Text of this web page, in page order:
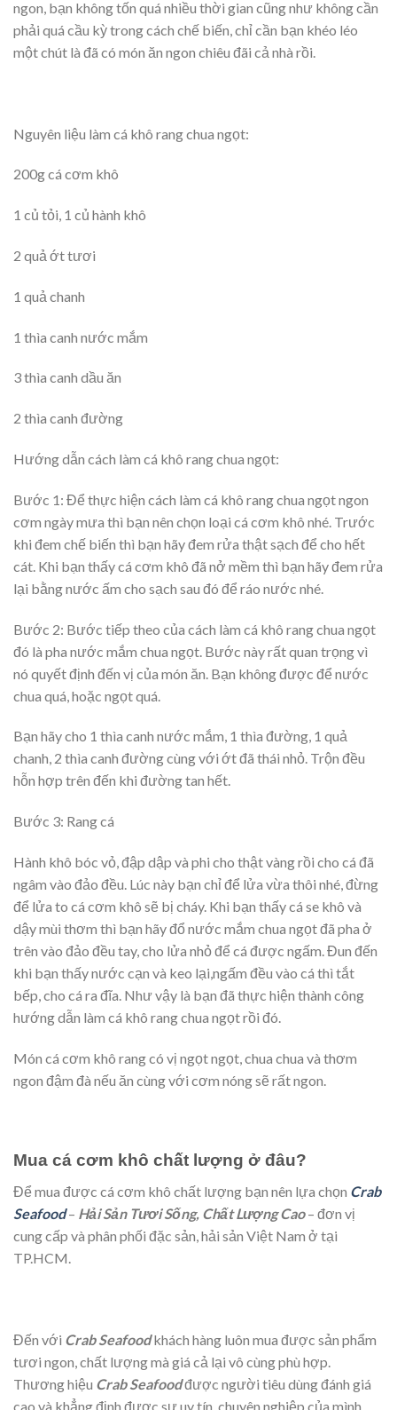
ngon, bạn không tốn quá nhiều thời gian cũng như không cần
phải quá cầu kỳ trong cách chế biến, chỉ cần bạn khéo léo
một chút là đã có món ăn ngon chiêu đãi cả nhà rồi.
Nguyên liệu làm cá khô rang chua ngọt:
200g cá cơm khô
1 củ tỏi, 1 củ hành khô
2 quả ớt tươi
1 quả chanh
1 thìa canh nước mắm
3 thìa canh dầu ăn
2 thìa canh đường
Hướng dẫn cách làm cá khô rang chua ngọt:
Bước 1: Để thực hiện cách làm cá khô rang chua ngọt ngon
cơm ngày mưa thì bạn nên chọn loại cá cơm khô nhé. Trước
khi đem chế biến thì bạn hãy đem rửa thật sạch để cho hết
cát. Khi bạn thấy cá cơm khô đã nở mềm thì bạn hãy đem rửa
lại bằng nước ấm cho sạch sau đó để ráo nước nhé.
Bước 2: Bước tiếp theo của cách làm cá khô rang chua ngọt
đó là pha nước mắm chua ngọt. Bước này rất quan trọng vì
nó quyết định đến vị của món ăn. Bạn không được để nước
chua quá, hoặc ngọt quá.
Bạn hãy cho 1 thìa canh nước mắm, 1 thìa đường, 1 quả
chanh, 2 thìa canh đường cùng với ớt đã thái nhỏ. Trộn đều
hỗn hợp trên đến khi đường tan hết.
Bước 3: Rang cá
Hành khô bóc vỏ, đập dập và phi cho thật vàng rồi cho cá đã
ngâm vào đảo đều. Lúc này bạn chỉ để lửa vừa thôi nhé, đừng
để lửa to cá cơm khô sẽ bị cháy. Khi bạn thấy cá se khô và
dậy mùi thơm thì bạn hãy đổ nước mắm chua ngọt đã pha ở
trên vào đảo đều tay, cho lửa nhỏ để cá được ngấm. Đun đến
khi bạn thấy nước cạn và keo lại,ngấm đều vào cá thì tắt
bếp, cho cá ra đĩa. Như vậy là bạn đã thực hiện thành công
hướng dẫn làm cá khô rang chua ngọt rồi đó.
Món cá cơm khô rang có vị ngọt ngọt, chua chua và thơm
ngon đậm đà nếu ăn cùng với cơm nóng sẽ rất ngon.
Mua cá cơm khô chất lượng ở đâu?
Để mua được cá cơm khô chất lượng bạn nên lựa chọn Crab
Seafood– Hải Sản Tươi Sống, Chất Lượng Cao– đơn vị
cung cấp và phân phối đặc sản, hải sản Việt Nam ở tại
TP.HCM.
Đến với Crab Seafoodkhách hàng luôn mua được sản phẩm
tươi ngon, chất lượng mà giá cả lại vô cùng phù hợp.
Thương hiệu Crab Seafoodđược người tiêu dùng đánh giá
cao và khẳng định được sự uy tín, chuyên nghiệp của mình